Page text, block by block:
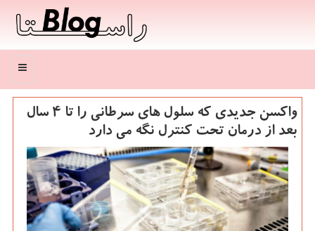
منو
واكسن جدیدی كه سلول های سرطانی را تا ۴ سال
بعد از درمان تحت كنترل نگه می دارد